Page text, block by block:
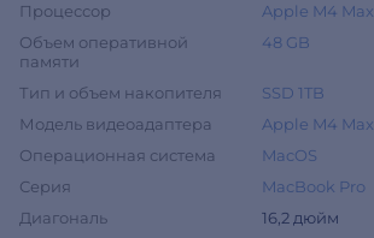
Процессор
Apple M4 Max
Объем оперативной
памяти
48 GB
Тип и объем накопителя
SSD 1TB
Модель видеоадаптера
Apple M4 Max
Операционная система
MacOS
Серия
MacBook Pro
Диагональ
16,2 дюйм